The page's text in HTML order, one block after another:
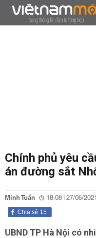
Chính phủ yêu
án đường sắt
Minh Tuấn 18:08 | 27/06/2021
15
Chia sẻ
UBND TP Hà Nội có